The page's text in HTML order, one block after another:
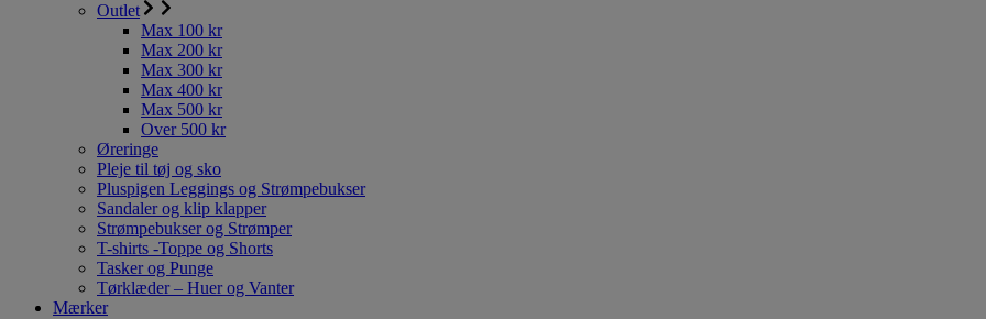
Outlet
Max 100 kr
Max 200 kr
Max 300 kr
Max 400 kr
Max 500 kr
Over 500 kr
Øreringe
Pleje til tøj og sko
Pluspigen Leggings og Strømpebukser
Sandaler og klip klapper
Strømpebukser og Strømper
T-shirts -Toppe og Shorts
Tasker og Punge
Tørklæder – Huer og Vanter
Mærker